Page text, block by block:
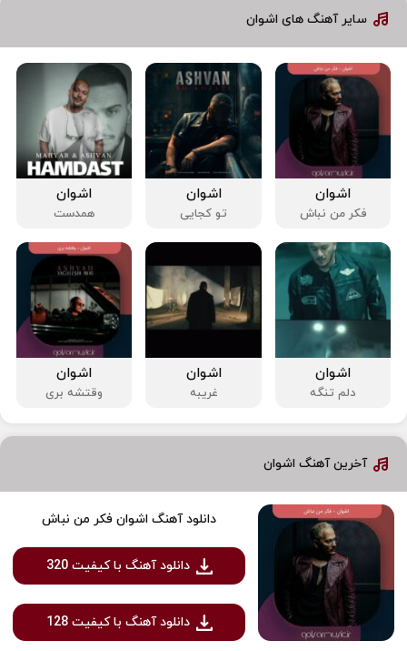
سایر آهنگ های اشوان
اشوان
فکر من نباش
اشوان
تو کجایی
اشوان
همدست
اشوان
دلم تنگه
اشوان
غریبه
اشوان
وقتشه بری
آخرین آهنگ اشوان
دانلود آهنگ اشوان فکر من نباش
دانلود آهنگ با کیفیت 320
دانلود آهنگ با کیفیت 128